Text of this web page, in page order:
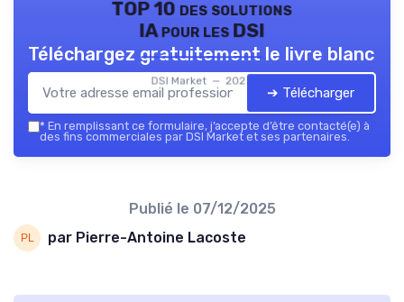
TOP 10 des solutions
IA pour les DSI
DSI Market — 2026
Téléchargez gratuitement le livre blanc
➔ Télécharger
* En remplissant ce formulaire, j’accepte d’être contacté(e) à
des fins commerciales par DSI Market et ses partenaires.
Publié le 07/12/2025
par Pierre-Antoine Lacoste